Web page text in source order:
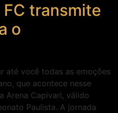
FC transmite
o
até você todas as emoções
que acontece nesse
Arena Capivari, válido
Paulista. A jornada